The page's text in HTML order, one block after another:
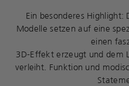
Ein besonderes
Modelle setzen auf eine
einen
3D-Effekt erzeugt und dem
verleiht. Funktion und